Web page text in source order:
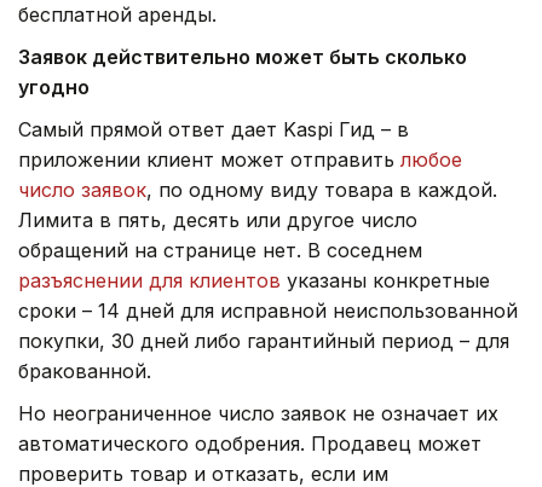
бесплатной аренды.
Заявок действительно может быть сколько
угодно
Самый прямой ответ дает Kaspi Гид – в
приложении клиент может отправить любое
число заявок, по одному виду товара в каждой.
Лимита в пять, десять или другое число
обращений на странице нет. В соседнем
разъяснении для клиентов указаны конкретные
сроки – 14 дней для исправной неиспользованной
покупки, 30 дней либо гарантийный период – для
бракованной.
Но неограниченное число заявок не означает их
автоматического одобрения. Продавец может
проверить товар и отказать, если им